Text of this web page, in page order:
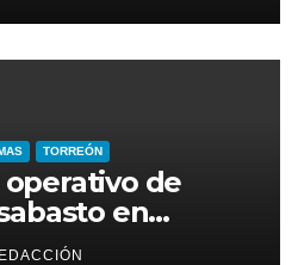
TORREÓN
de
en